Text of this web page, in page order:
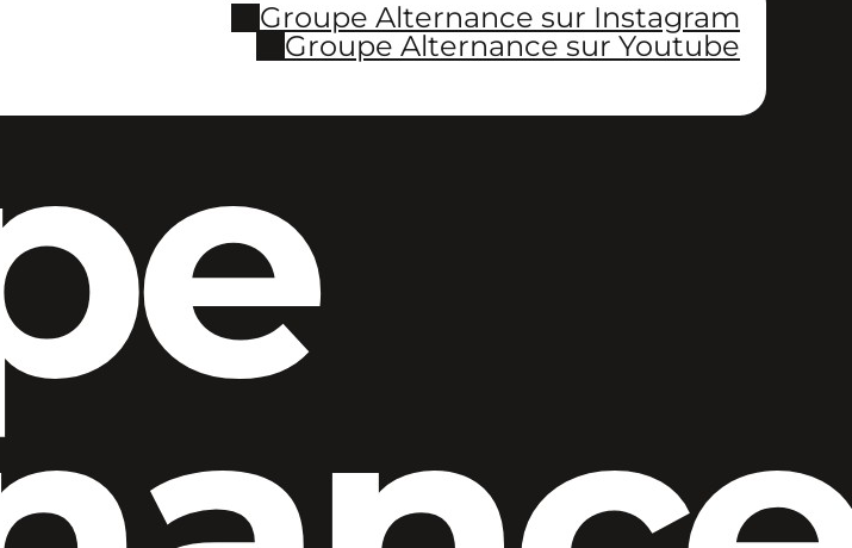
Groupe Alternance sur Instagram
Groupe Alternance sur Youtube